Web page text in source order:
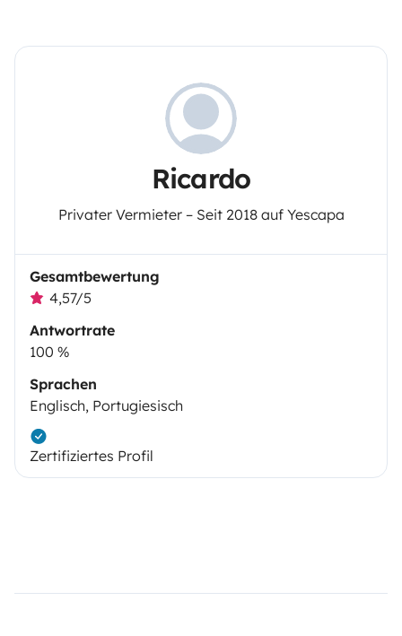
Ricardo
Privater Vermieter – Seit 2018 auf Yescapa
Gesamtbewertung
4,57/5
Antwortrate
100 %
Sprachen
Englisch, Portugiesisch
Zertifiziertes Profil